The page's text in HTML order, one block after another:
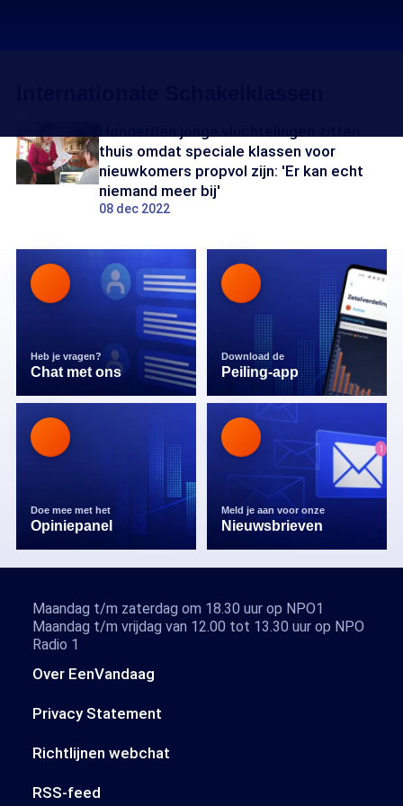
thuis omdat speciale klassen voor
nieuwkomers propvol zijn: 'Er kan echt
niemand meer bij'
08 dec 2022
Heb je vragen?
Chat met ons
Download de
Peiling-app
Doe mee met het
Opiniepanel
Meld je aan voor onze
Nieuwsbrieven
Over EenVandaag
Privacy Statement
Richtlijnen webchat
RSS-feed
Maandag t/m zaterdag om 18.30 uur op NPO1
Maandag t/m vrijdag van 12.00 tot 13.30 uur op NPO
Radio 1